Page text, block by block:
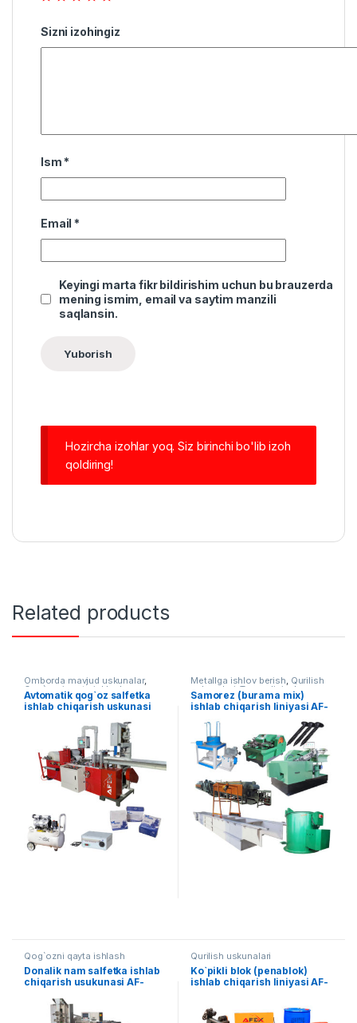
Sizni izohingiz
Ism *
Email *
Keyingi marta fikr bildirishim uchun bu brauzerda
mening ismim, email va saytim manzili
saqlansin.
Hozircha izohlar yoq. Siz birinchi bo'lib izoh
qoldiring!
Related products
Omborda mavjud uskunalar,
Qog`ozni qayta ishlash
Avtomatik qog`oz salfetka
ishlab chiqarish uskunasi
Metallga ishlov berish, Qurilish
uskunalari ,Tayyor liniyalar
Samorez (burama mix)
ishlab chiqarish liniyasi AF-
Qog`ozni qayta ishlash
Donalik nam salfetka ishlab
chiqarish usukunasi AF-
Qurilish uskunalari
Ko`pikli blok (penablok)
ishlab chiqarish liniyasi AF-